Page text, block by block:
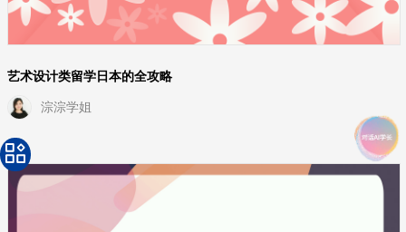
艺术设计类留学日本的全攻略
淙淙学姐